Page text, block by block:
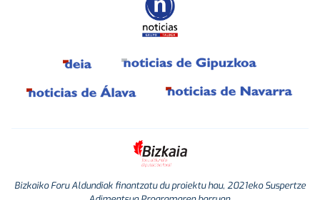
Bizkaiko Foru Aldundiak finantzatu du proiektu hau, 2021eko Suspertze